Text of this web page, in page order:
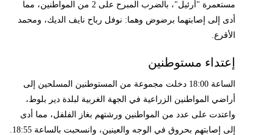
مستعمرة "أرئيل"، بالضرب المبرح على 2 من المواطنين، مما
أدى إلى إصابتهما برضوض وهما: نوفل رباح نايف الديك، ومحمد
الأقرع.
إعتداء مستوطنين
الساعة 18:00 دخلت مجموعة من المستوطنين المسلحين إلى
أراضي المواطنين الزراعية في الجهة الغربية لبلدة دير بلوط،
واعتدت على عدد من المواطنين ورشتهم بغاز الفلفل، مما أدى
إلى إصابتهم بحروق في الوجه والعينين، وانسحبت بالساعة 18:55.